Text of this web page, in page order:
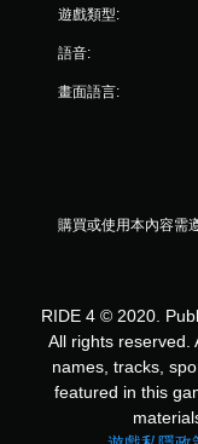
遊戲類型:
語音:
畫面語言:
購買或使用本內容需
RIDE 4 © 2020.
All rights reserved.
names, tracks,
featured in this